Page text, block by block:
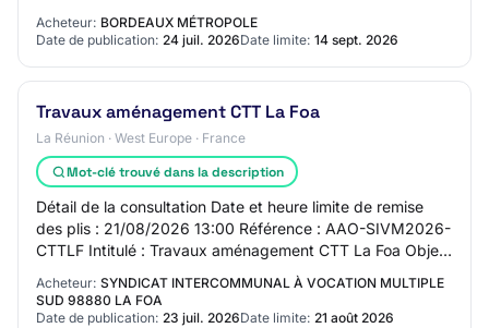
de marché : Services Procédure : Pr…
Acheteur: BORDEAUX MÉTROPOLE
Date de publication: 24 juil. 2026Date limite: 14 sept. 2026
Travaux aménagement CTT La Foa
La Réunion · West Europe · France
Mot-clé trouvé dans la description
Détail de la consultation Date et heure limite de remise
des plis : 21/08/2026 13:00 Référence : AAO-SIVM2026-
CTTLF Intitulé : Travaux aménagement CTT La Foa Objet :
Aménagement zone de traitement et…
Acheteur: SYNDICAT INTERCOMMUNAL À VOCATION MULTIPLE
SUD 98880 LA FOA
Date de publication: 23 juil. 2026Date limite: 21 août 2026